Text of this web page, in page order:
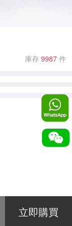
庫存 9987件